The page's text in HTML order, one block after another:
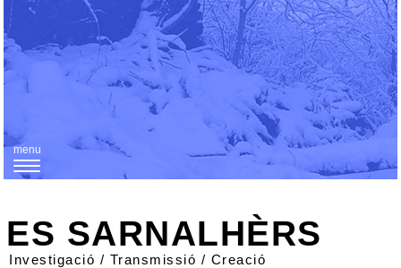
T
g
g
menu
ES SARNALHÈRS
Investigació / Transmissió / Creació